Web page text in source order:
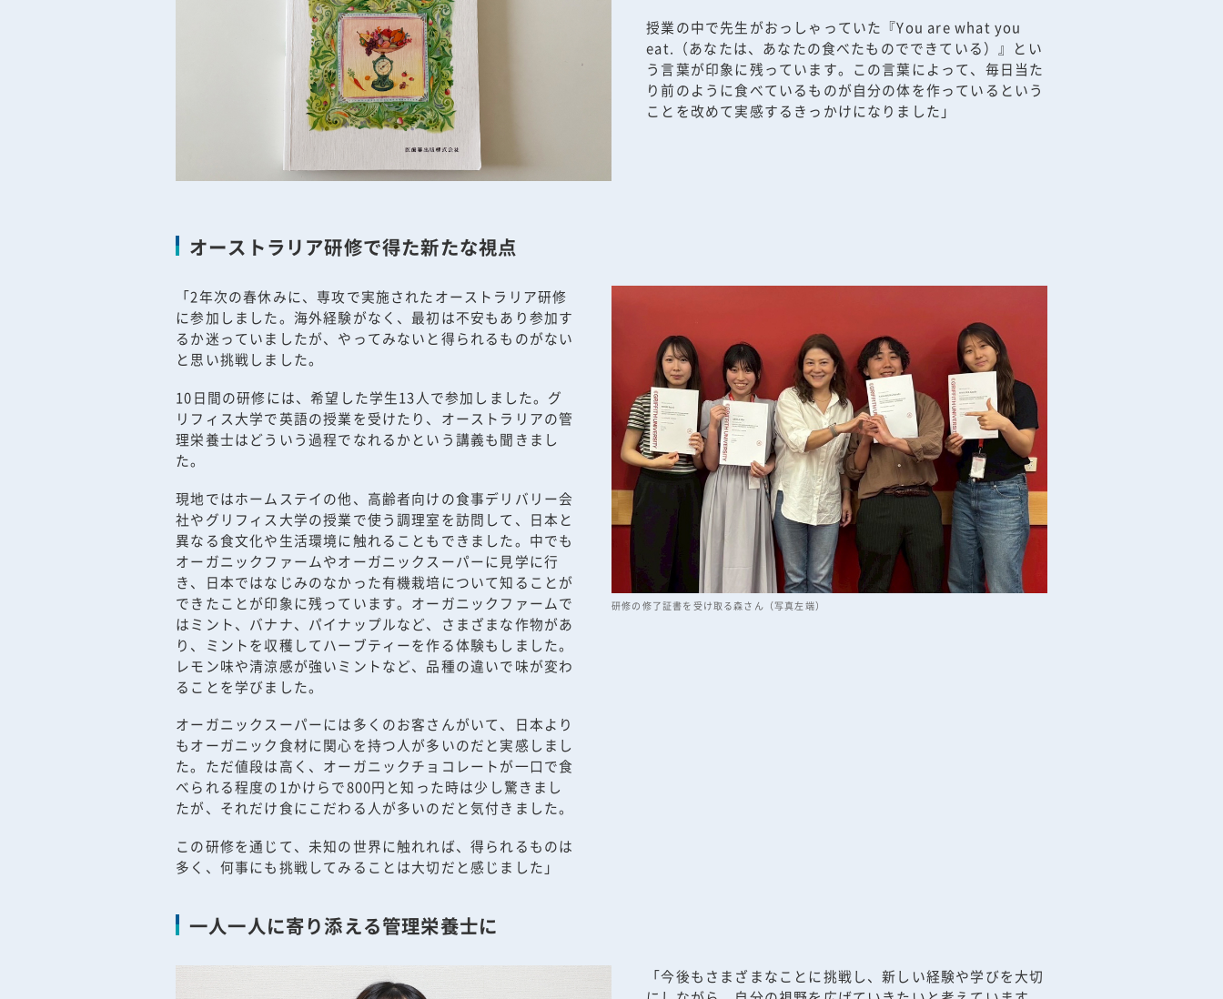
授業の中で先生がおっしゃっていた『You are what you
eat.（あなたは、あなたの食べたものでできている）』とい
う言葉が印象に残っています。この言葉によって、毎日当た
り前のように食べているものが自分の体を作っているという
ことを改めて実感するきっかけになりました」
オーストラリア研修で得た新たな視点
研修の修了証書を受け取る森さん（写真左端）
「2年次の春休みに、専攻で実施されたオーストラリア研修
に参加しました。海外経験がなく、最初は不安もあり参加す
るか迷っていましたが、やってみないと得られるものがない
と思い挑戦しました。
10日間の研修には、希望した学生13人で参加しました。グ
リフィス大学で英語の授業を受けたり、オーストラリアの管
理栄養士はどういう過程でなれるかという講義も聞きまし
た。
現地ではホームステイの他、高齢者向けの食事デリバリー会
社やグリフィス大学の授業で使う調理室を訪問して、日本と
異なる食文化や生活環境に触れることもできました。中でも
オーガニックファームやオーガニックスーパーに見学に行
き、日本ではなじみのなかった有機栽培について知ることが
できたことが印象に残っています。オーガニックファームで
はミント、バナナ、パイナップルなど、さまざまな作物があ
り、ミントを収穫してハーブティーを作る体験もしました。
レモン味や清涼感が強いミントなど、品種の違いで味が変わ
ることを学びました。
オーガニックスーパーには多くのお客さんがいて、日本より
もオーガニック食材に関心を持つ人が多いのだと実感しまし
た。ただ値段は高く、オーガニックチョコレートが一口で食
べられる程度の1かけらで800円と知った時は少し驚きまし
たが、それだけ食にこだわる人が多いのだと気付きました。
この研修を通じて、未知の世界に触れれば、得られるものは
多く、何事にも挑戦してみることは大切だと感じました」
一人一人に寄り添える管理栄養士に
「今後もさまざまなことに挑戦し、新しい経験や学びを大切